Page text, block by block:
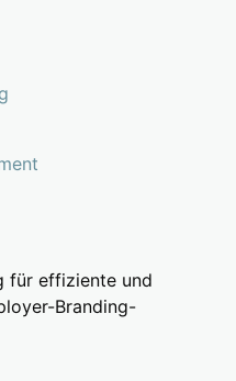
für effiziente und
Branding-